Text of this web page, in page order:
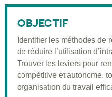
Validation
Moyens pédagogiques
Informations pratiques
OBJECTIF
Identifier les méthodes de
de réduire l’utilisation
Trouver les leviers pour
compétitive et autonome,
organisation du travail